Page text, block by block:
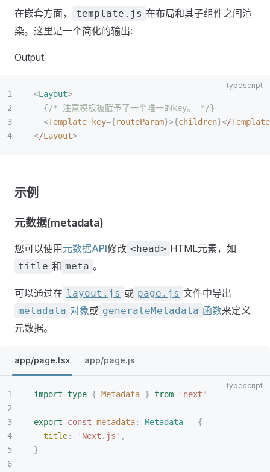
在嵌套方面， template.js 在布局和其子组件之间渲
染。这里是一个简化的输出:
Output
<Layout>
  {
/* 注意模板被赋予了一个唯一的key。 */}
  <
Template key={routeParam}>{children}</Template
</Layout>
示例
元数据(metadata)
您可以使用 元数据API修改 <head> HTML元素，如
title 和 meta 。
可以通过在 layout.js 或 page.js 文件中导出
metadata 对象或 generateMetadata 函数来定义
元数据。
app/page.tsx app/page.js
import type { Metadata } from ' next '
export const metadata: Metadata = {
  title
: ' Next.js ' ,
}